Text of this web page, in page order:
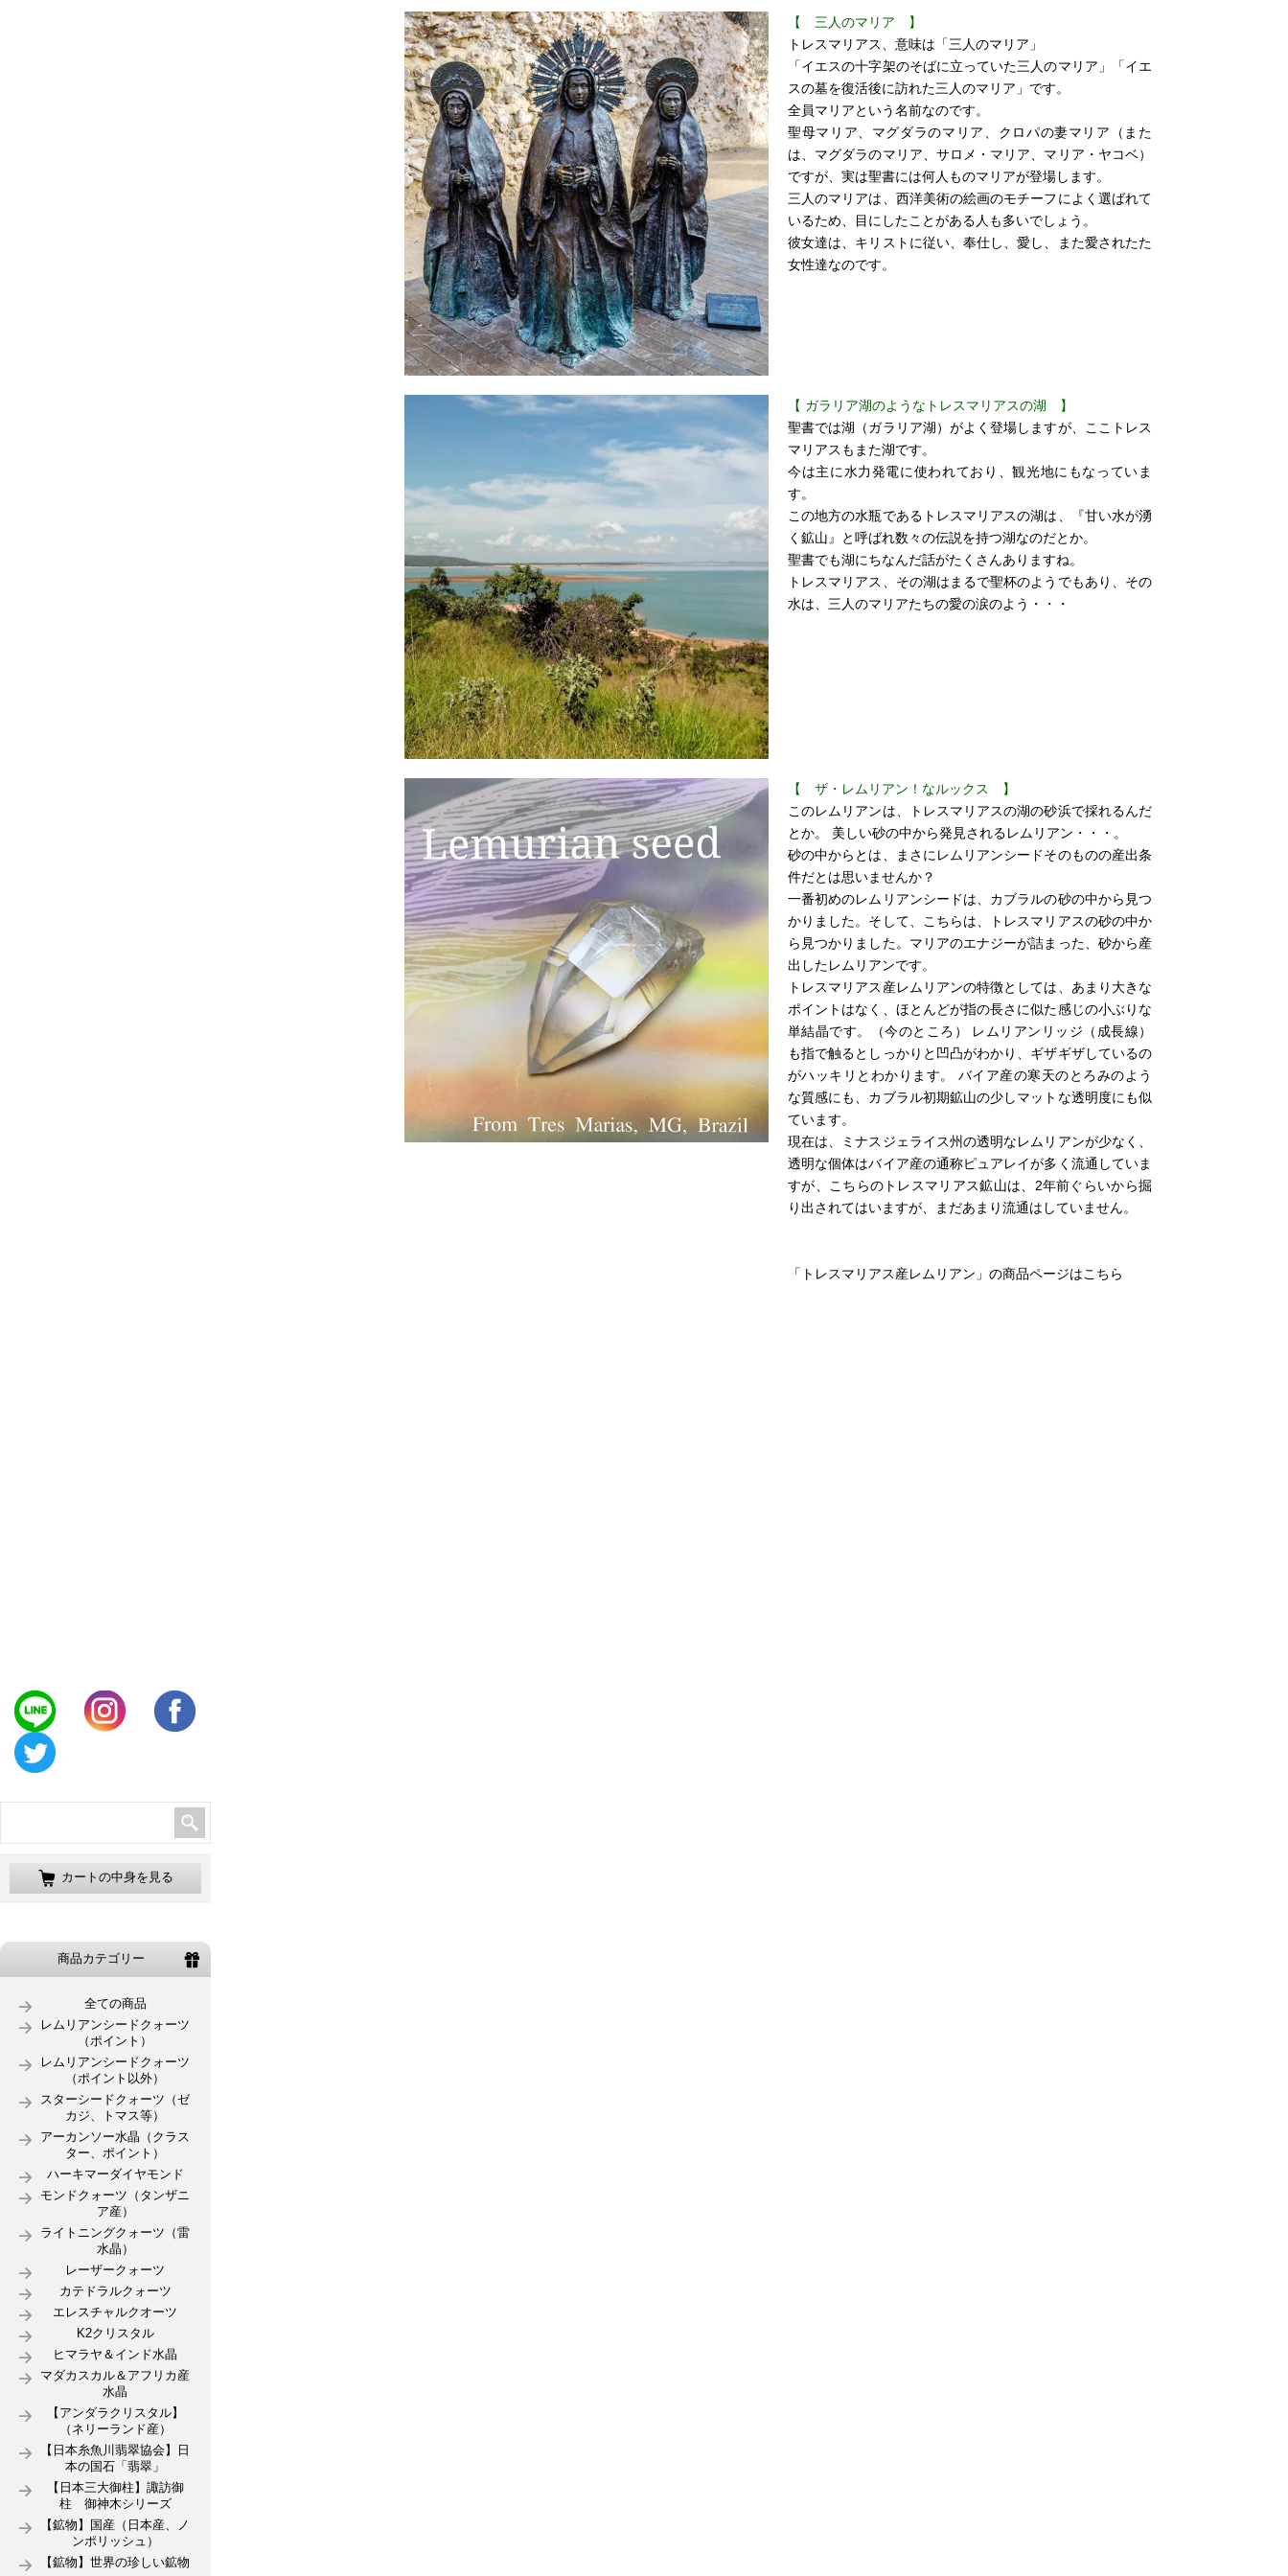
【 三人のマリア 】
トレスマリアス、意味は「三人のマリア」
「イエスの十字架のそばに立っていた三人のマリア」「イエ
スの墓を復活後に訪れた三人のマリア」です。
全員マリアという名前なのです。
聖母マリア、マグダラのマリア、クロパの妻マリア（また
は、マグダラのマリア、サロメ・マリア、マリア・ヤコベ）
ですが、実は聖書には何人ものマリアが登場します。
三人のマリアは、西洋美術の絵画のモチーフによく選ばれて
いるため、目にしたことがある人も多いでしょう。
彼女達は、キリストに従い、奉仕し、愛し、また愛されたた
女性達なのです。
【 ガラリア湖のようなトレスマリアスの湖 】
聖書では湖（ガラリア湖）がよく登場しますが、ここトレス
マリアスもまた湖です。
今は主に水力発電に使われており、観光地にもなっていま
す。
この地方の水瓶であるトレスマリアスの湖は、『甘い水が湧
く鉱山』と呼ばれ数々の伝説を持つ湖なのだとか。
聖書でも湖にちなんだ話がたくさんありますね。
トレスマリアス、その湖はまるで聖杯のようでもあり、その
水は、三人のマリアたちの愛の涙のよう・・・
【 ザ・レムリアン！なルックス 】
このレムリアンは、トレスマリアスの湖の砂浜で採れるんだ
とか。 美しい砂の中から発見されるレムリアン・・・。
砂の中からとは、まさにレムリアンシードそのものの産出条
件だとは思いませんか？
一番初めのレムリアンシードは、カブラルの砂の中から見つ
かりました。そして、こちらは、トレスマリアスの砂の中か
ら見つかりました。マリアのエナジーが詰まった、砂から産
出したレムリアンです。
トレスマリアス産レムリアンの特徴としては、あまり大きな
ポイントはなく、ほとんどが指の長さに似た感じの小ぶりな
単結晶です。（今のところ） レムリアンリッジ（成長線）
も指で触るとしっかりと凹凸がわかり、ギザギザしているの
がハッキリとわかります。 バイア産の寒天のとろみのよう
な質感にも、カブラル初期鉱山の少しマットな透明度にも似
ています。
現在は、ミナスジェライス州の透明なレムリアンが少なく、
透明な個体はバイア産の通称ピュアレイが多く流通していま
すが、こちらのトレスマリアス鉱山は、2年前ぐらいから掘
り出されてはいますが、まだあまり流通はしていません。
「トレスマリアス産レムリアン」の商品ページはこちら
カートの中身を見る
商品カテゴリー
全ての商品
レムリアンシードクォーツ
（ポイント）
レムリアンシードクォーツ
（ポイント以外）
スターシードクォーツ（ゼ
カジ、トマス等）
アーカンソー水晶（クラス
ター、ポイント）
ハーキマーダイヤモンド
モンドクォーツ（タンザニ
ア産）
ライトニングクォーツ（雷
水晶）
レーザークォーツ
カテドラルクォーツ
エレスチャルクオーツ
K2クリスタル
ヒマラヤ＆インド水晶
マダカスカル＆アフリカ産
水晶
【アンダラクリスタル】
（ネリーランド産）
【日本糸魚川翡翠協会】日
本の国石「翡翠」
【日本三大御柱】諏訪御
柱 御神木シリーズ
【鉱物】国産（日本産、ノ
ンポリッシュ）
【鉱物】世界の珍しい鉱物